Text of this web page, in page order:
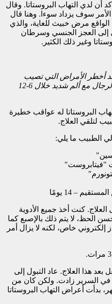
أن لدي التهاب البروستاتا. وقال
الأمر سوف يزداد سوءا. وهنا قال
الواقع مرض خبيث للغاية، والذي
إلى العجز الجنسي وسرطان
وغير ذلك الكثير.
أخطر الأمراض التي تصيب
الرجال. لا يوجد علاج له، ويموت الرجال مع ألم شديد خلال 6-12
البروستاتا له عواقب خطيرة
لتلقي العلاج.
الطبيب ما يلي:
"فيتابروست"
– 14 يومًا
كنت أخذ جميع الأدوية
الحظ، لا يتم ذلك بالإصبع كما
خاص، لكنه لا يزال أمر
بعد هذا العلاج. عاد التبول إلى
في السرير زادت. ولكن كان من
لأوانه أن نفرح. بعد 1.5 شهر، بدأت أعراض التهاب البروستاتا